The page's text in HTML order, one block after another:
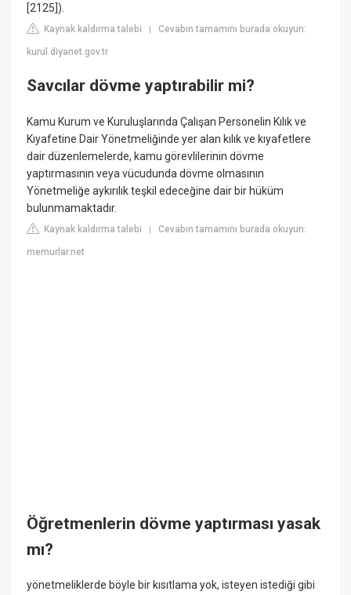
[2125]).
Kaynak kaldırma talebi |Cevabın tamamını burada okuyun:
kurul.diyanet.gov.tr
Savcılar dövme yaptırabilir mi?
Kamu Kurum ve Kuruluşlarında Çalışan Personelin Kılık ve
Kıyafetine Dair Yönetmeliğinde yer alan kılık ve kıyafetlere
dair düzenlemelerde, kamu görevlilerinin dövme
yaptırmasının veya vücudunda dövme olmasının
Yönetmeliğe aykırılık teşkil edeceğine dair bir hüküm
bulunmamaktadır.
Kaynak kaldırma talebi |Cevabın tamamını burada okuyun:
memurlar.net
Öğretmenlerin dövme yaptırması yasak
mı?
yönetmeliklerde böyle bir kısıtlama yok, isteyen istediği gibi